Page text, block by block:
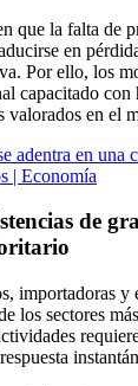
que la falta de
en
Por ello, los
capacitado con
valorados en el
adentra en una
| Economía
de
importadoras y
los sectores